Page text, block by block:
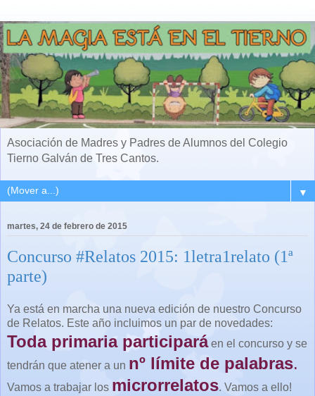
Asociación de Madres y Padres de Alumnos del Colegio
Tierno Galván de Tres Cantos.
▼
martes, 24 de febrero de 2015
Concurso #Relatos 2015: 1letra1relato (1ª
parte)
Ya está en marcha una nueva edición de nuestro Concurso
de Relatos. Este año incluimos un par de novedades:
Toda primaria participaráen el concurso y se
tendrán que atener a un nº límite de palabras.
Vamos a trabajar los microrrelatos. Vamos a ello!